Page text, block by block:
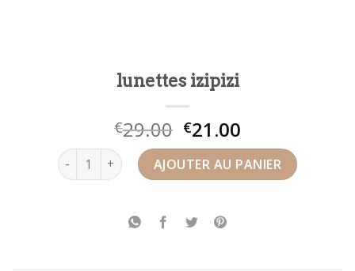
lunettes izipizi
€29.00 €21.00
quantité de lunettes izipiziAJOUTER AU PANIER